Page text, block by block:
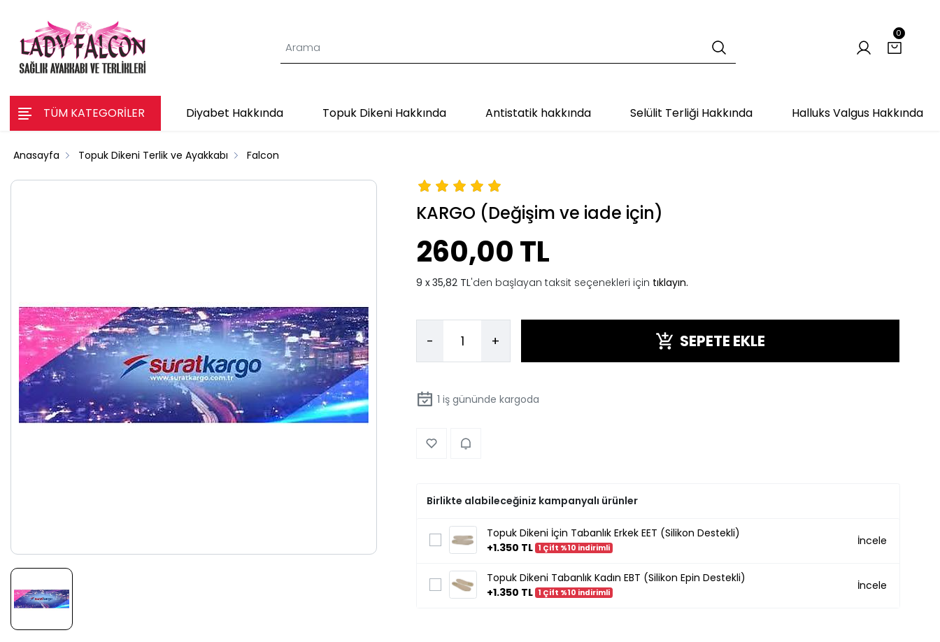
0
TÜM KATEGORİLER Diyabet Hakkında Topuk Dikeni Hakkında Antistatik hakkında Selülit Terliği Hakkında Halluks Valgus Hakkında
Anasayfa Topuk Dikeni Terlik ve Ayakkabı Falcon
KARGO (Değişim ve iade için)
260,00 TL
35,82 TL'den başlayan taksit seçenekleri için tıklayın.
- + SEPETE EKLE
1 iş gününde kargoda
Birlikte alabileceğiniz kampanyalı ürünler
Topuk Dikeni İçin Tabanlık Erkek EET (Silikon Destekli)
+1.350 TL 1 Çift %10 indirimli
İncele
Topuk Dikeni Tabanlık Kadın EBT (Silikon Epin Destekli)
+1.350 TL 1 Çift %10 indirimli
İncele